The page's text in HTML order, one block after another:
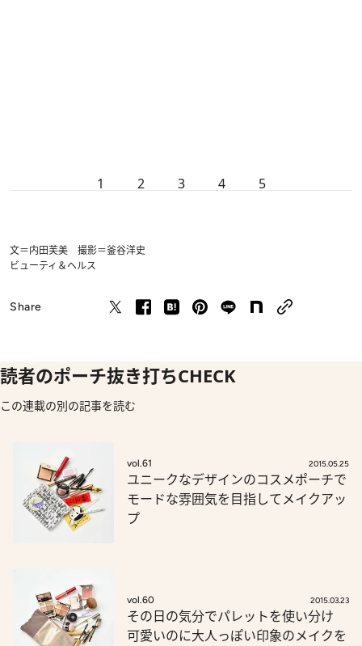
1 2 3 4 5
文＝内田芙美 撮影＝釜谷洋史
ビューティ＆ヘルス
Share
読者のポーチ抜き打ちCHECK
この連載の別の記事を読む
vol.61 2015.05.25
ユニークなデザインのコスメポーチで
モードな雰囲気を目指してメイクアッ
プ
vol.60 2015.03.23
その日の気分でパレットを使い分け
可愛いのに大人っぽい印象のメイクを